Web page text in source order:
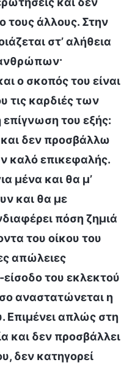
τους άλλους. Στην
στ’ αλήθεια
ο σκοπός του είναι
τις καρδιές των
του εξής:
δεν προσβάλλω
καλό επικεφαλής.
μένα και θα μ’
και θα με
πόση ζημιά
του οίκου του
απώλειες
του εκλεκτού
αναστατώνεται η
Επιμένει απλώς στη
και δεν προσβάλλει
δεν κατηγορεί